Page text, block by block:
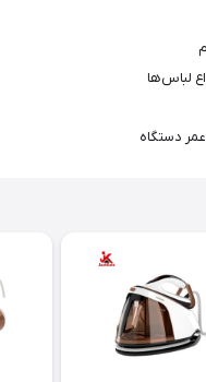
لباس‌ها
دستگاه